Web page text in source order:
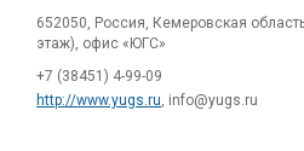
652050, Россия, Кемеровская
этаж), офис «ЮГС»
+7 (38451) 4-99-09
http://www.yugs.ru , info@yugs.ru